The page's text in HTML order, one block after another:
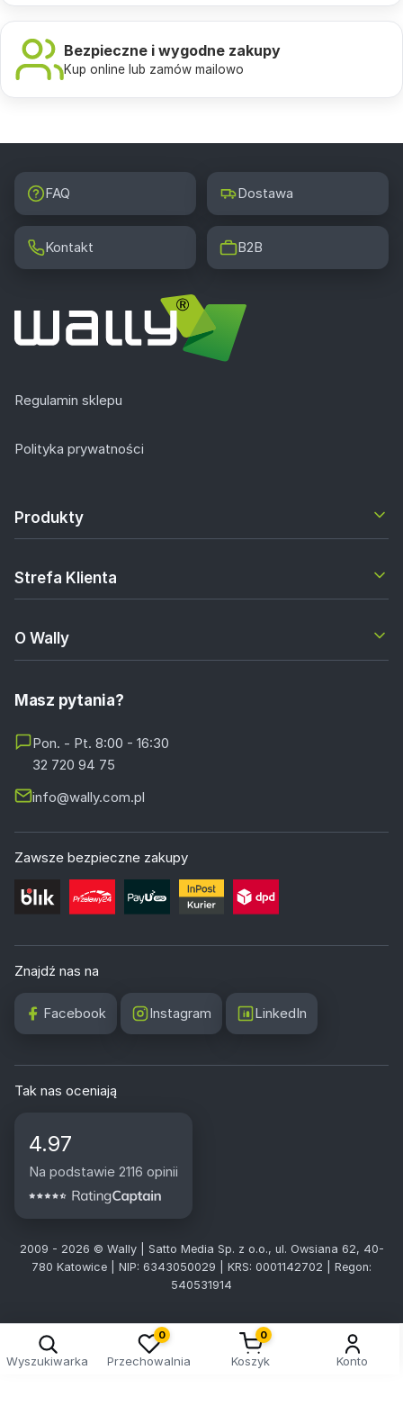
Bezpieczne i wygodne zakupy
Kup online lub zamów mailowo
FAQ Dostawa
Kontakt B2B
Regulamin sklepu
Polityka prywatności
Produkty
Strefa Klienta
O Wally
Masz pytania?
Pon. - Pt. 8:00 - 16:30
32 720 94 75
info@wally.com.pl
Zawsze bezpieczne zakupy
Znajdź nas na
Facebook Instagram LinkedIn
Tak nas oceniają
4.97
Na podstawie 2116 opinii
2009 - 2026 © Wally | Satto Media Sp. z o.o., ul. Owsiana 62, 40-
780 Katowice | NIP: 6343050029 | KRS: 0001142702 | Regon:
540531914
Wyszukiwarka
0
Przechowalnia
0
Koszyk Konto